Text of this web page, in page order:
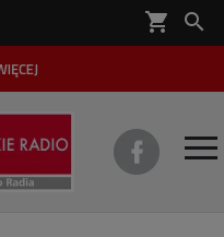
shopping_cart 
